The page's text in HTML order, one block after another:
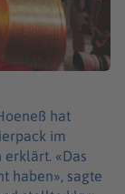
hat
im
«Das
haben», sagte